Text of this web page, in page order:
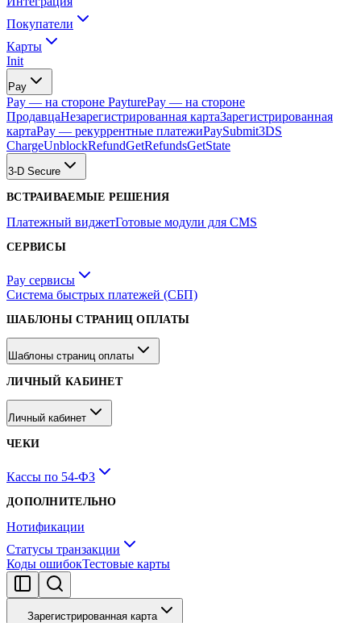
Покупатели
Карты
Init
Pay
Pay — на стороне PayturePay — на стороне
ПродавцаНезарегистрированная картаЗарегистрированная
картаPay — рекуррентные платежиPaySubmit3DS
ChargeUnblockRefundGetRefundsGetState
3-D Secure
ВСТРАИВАЕМЫЕ РЕШЕНИЯ
Платежный виджетГотовые модули для CMS
СЕРВИСЫ
Pay сервисы
Система быстрых платежей (СБП)
ШАБЛОНЫ СТРАНИЦ ОПЛАТЫ
Шаблоны страниц оплаты
ЛИЧНЫЙ КАБИНЕТ
Личный кабинет
ЧЕКИ
Кассы по 54-ФЗ
ДОПОЛНИТЕЛЬНО
Нотификации
Статусы транзакции
Коды ошибокТестовые карты
Зарегистрированная карта